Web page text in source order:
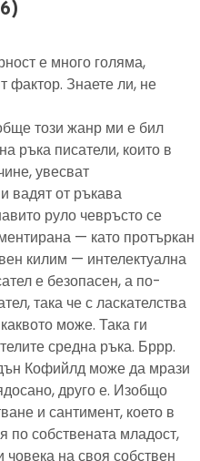
е много голяма,
Знаете ли, не
този жанр ми е бил
ръка писатели, които в
увесват
вадят от ръкава
руло чевръсто се
— като протъркан
килим — интелектуална
е безопасен, а по-
така че с ласкателства
може. Така ги
средна ръка. Бррр.
Кофийлд може да мрази
друго е. Изобщо
и сантимент, което в
по собствената младост,
на своя собствен